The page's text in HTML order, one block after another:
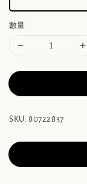
數量
SKU: 80722837